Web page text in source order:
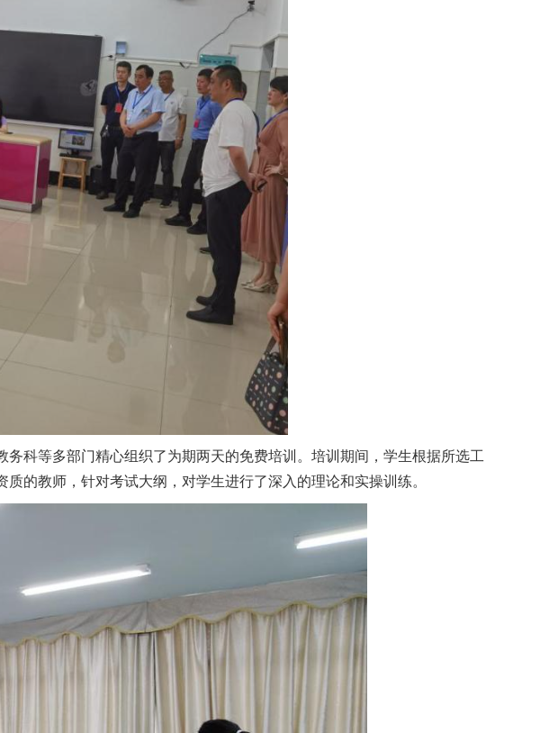
科等多部门精心组织了为期两天的免费培训。培训期间，学生根据所选工
的教师，针对考试大纲，对学生进行了深入的理论和实操训练。